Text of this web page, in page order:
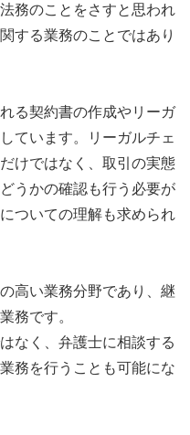
務のことをさすと思われ
する業務のことではあり
る契約書の作成やリーガ
ています。リーガルチェ
けではなく、取引の実態
うかの確認も行う必要が
ついての理解も求められ
高い業務分野であり、継
務です。
なく、弁護士に相談する
務を行うことも可能にな